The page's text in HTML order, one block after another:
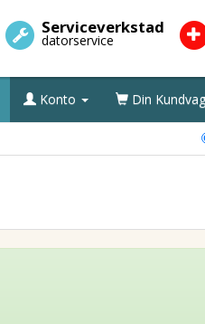
Serviceverkstad
datorservice
Konto Din